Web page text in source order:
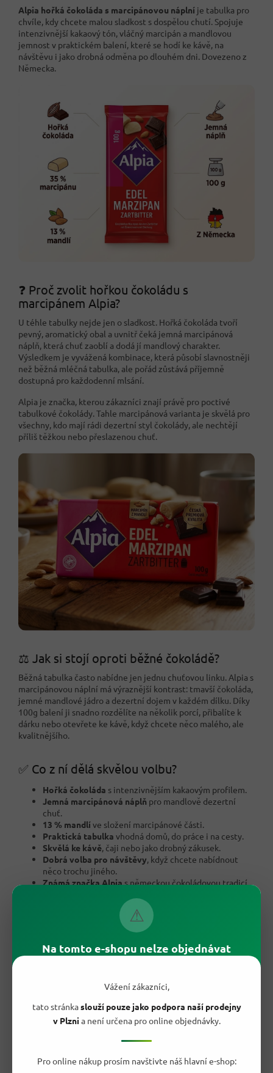
⚠
Na tomto e-shopu nelze objednávat
Vážení zákazníci,
tato stránkaslouží pouze jako podpora naší prodejny
v Plznia není určena pro online objednávky.
Pro online nákup prosím navštivte náš hlavní e-shop:
Alpia hořká čokoláda s marcipánovou náplní je tabulka pro
chvíle, kdy chcete malou sladkost s dospělou chutí. Spojuje
intenzivnější kakaový tón, vláčný marcipán a mandlovou
jemnost v praktickém balení, které se hodí ke kávě, na
návštěvu i jako drobná odměna po dlouhém dni. Dovezeno z
Německa.
❓ Proč zvolit hořkou čokoládu s
marcipánem Alpia?
U téhle tabulky nejde jen o sladkost. Hořká čokoláda tvoří
pevný, aromatický obal a uvnitř čeká jemná marcipánová
náplň, která chuť zaoblí a dodá jí mandlový charakter.
Výsledkem je vyvážená kombinace, která působí slavnostněji
než běžná mléčná tabulka, ale pořád zůstává příjemně
dostupná pro každodenní mlsání.
Alpia je značka, kterou zákazníci znají právě pro poctivé
tabulkové čokolády. Tahle marcipánová varianta je skvělá pro
všechny, kdo mají rádi dezertní styl čokolády, ale nechtějí
příliš těžkou nebo přeslazenou chuť.
⚖️ Jak si stojí oproti běžné čokoládě?
Běžná tabulka často nabídne jen jednu chuťovou linku. Alpia s
marcipánovou náplní má výraznější kontrast: tmavší čokoláda,
jemné mandlové jádro a dezertní dojem v každém dílku. Díky
100g balení ji snadno rozdělíte na několik porcí, přibalíte k
dárku nebo otevřete ke kávě, když chcete něco malého, ale
kvalitnějšího.
✅ Co z ní dělá skvělou volbu?
Hořká čokoláda s intenzivnějším kakaovým profilem.
Jemná marcipánová náplň pro mandlově dezertní
chuť.
13 % mandlí ve složení marcipánové části.
Praktická tabulka vhodná domů, do práce i na cesty.
Skvělá ke kávě, čaji nebo jako drobný zákusek.
Dobrá volba pro návštěvy, když chcete nabídnout
něco trochu jiného.
Známá značka Alpias německou čokoládovou tradicí.